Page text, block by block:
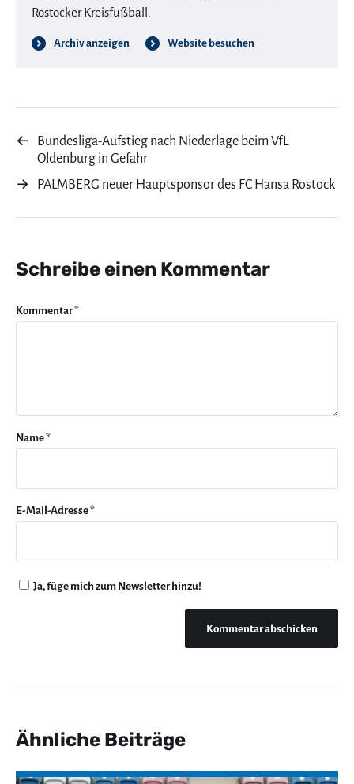
Rostocker Kreisfußball.
Archiv anzeigen Website besuchen
←
Bundesliga-Aufstieg nach Niederlage beim VfL
Oldenburg in Gefahr
→
PALMBERG neuer Hauptsponsor des FC Hansa Rostock
Schreibe einen Kommentar
Kommentar*
Name*
E-Mail-Adresse*
Ja, füge mich zum Newsletter hinzu!
Ähnliche Beiträge